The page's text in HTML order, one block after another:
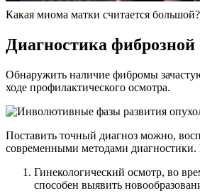
Какая миома матки считается большой?
Диагностика фиброзной
Обнаружить наличие фибромы
ходе профилактического осмотра.
Поставить точный диагноз можно,
современными методами диагностики.
Гинекологический осмотр, во
способен выявить